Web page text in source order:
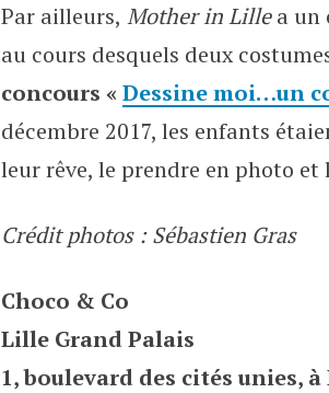
Par ailleurs, Mother in Lillea un
au cours desquels deux
concours « Dessine moi…un
décembre 2017, les enfants
leur rêve, le prendre en photo
Crédit photos : Sébastien Gras
Choco & Co
Lille Grand Palais
1, boulevard des cités unies,